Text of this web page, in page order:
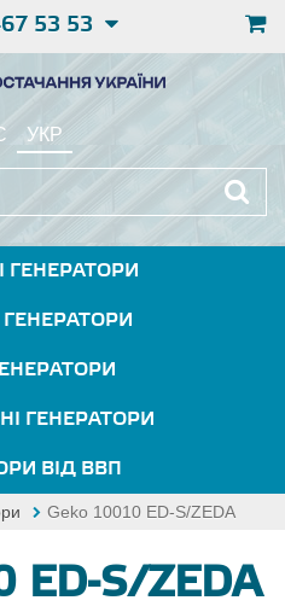
53 53
УКР
ГЕНЕРАТОРИ
ГЕНЕРАТОРИ
ВІД ВВП
Geko 10010 ED-S/ZEDA
ED-S/ZEDA